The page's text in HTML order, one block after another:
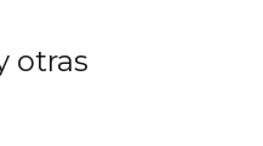
otras